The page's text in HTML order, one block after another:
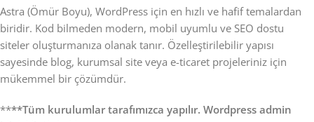
Astra (Ömür Boyu), WordPress için en hızlı ve hafif temalardan
biridir. Kod bilmeden modern, mobil uyumlu ve SEO dostu
siteler oluşturmanıza olanak tanır. Özelleştirilebilir yapısı
sayesinde blog, kurumsal site veya e-ticaret projeleriniz için
mükemmel bir çözümdür.
****Tüm kurulumlar tarafımızca yapılır. Wordpress admin